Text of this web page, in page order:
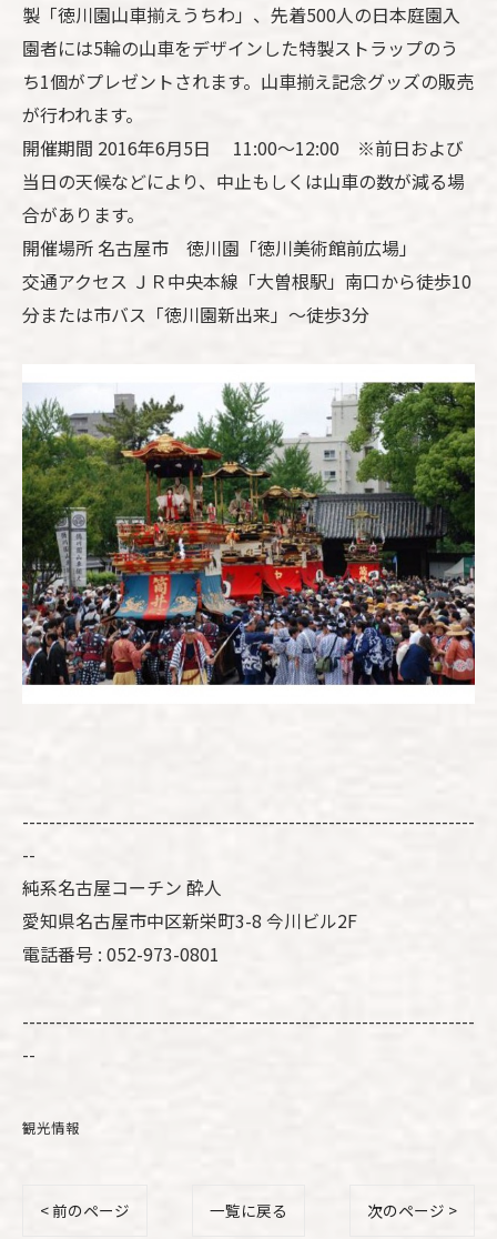
製「徳川園山車揃えうちわ」、先着500人の日本庭園入
園者には5輪の山車をデザインした特製ストラップのう
ち1個がプレゼントされます。山車揃え記念グッズの販売
が行われます。
開催期間 2016年6月5日 11:00～12:00 ※前日および
当日の天候などにより、中止もしくは山車の数が減る場
合があります。
開催場所 名古屋市 徳川園「徳川美術館前広場」
交通アクセス ＪＲ中央本線「大曽根駅」南口から徒歩10
分または市バス「徳川園新出来」～徒歩3分
--------------------------------------------------------------------
--
純系名古屋コーチン 酔人
愛知県名古屋市中区新栄町3-8 今川ビル2F
電話番号 : 052-973-0801
--------------------------------------------------------------------
--
観光情報
< 前のページ 一覧に戻る 次のページ >